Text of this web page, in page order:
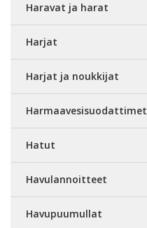
Haravat ja harat
Harjat
Harjat ja noukkijat
Harmaavesisuodattimet
Hatut
Havulannoitteet
Havupuumullat